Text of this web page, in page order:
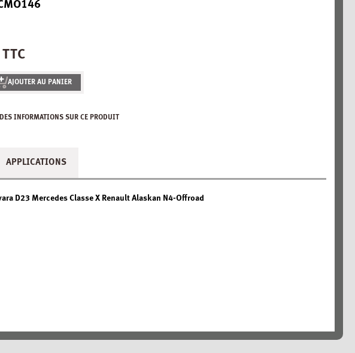
AJOUTER AU PANIER
INFORMATIONS SUR CE PRODUIT
APPLICATIONS
D23 Mercedes Classe X Renault Alaskan N4-Offroad